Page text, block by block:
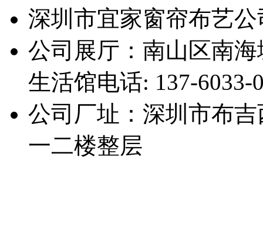
深圳市宜家窗帘布艺公
公司展厅：南山区南
生活馆电话: 137-6033-
公司厂址：深圳市布
一二楼整层